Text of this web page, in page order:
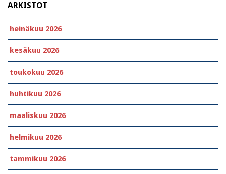
ARKISTOT
heinäkuu 2026
kesäkuu 2026
toukokuu 2026
huhtikuu 2026
maaliskuu 2026
helmikuu 2026
tammikuu 2026